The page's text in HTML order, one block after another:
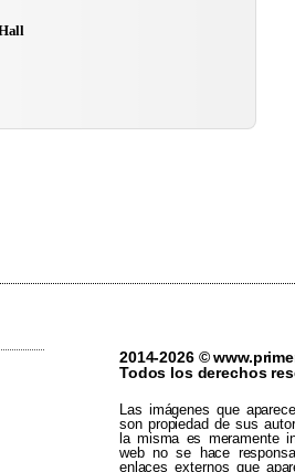
2014-2026 ©
Todos los derechos
Las imágenes que
son propiedad de sus
la misma es meramente
web no se hace
enlaces externos que